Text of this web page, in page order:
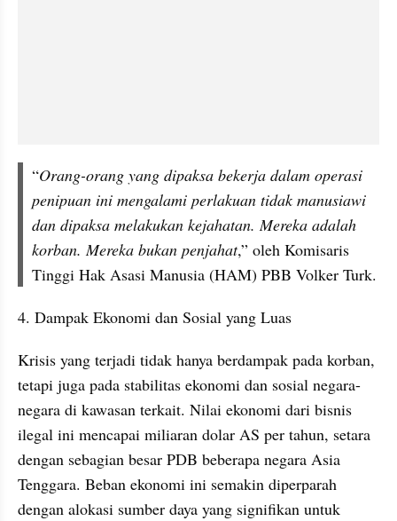
“Orang-orang yang dipaksa bekerja dalam operasi
penipuan ini mengalami perlakuan tidak manusiawi
dan dipaksa melakukan kejahatan. Mereka adalah
korban. Mereka bukan penjahat,” oleh Komisaris
Tinggi Hak Asasi Manusia (HAM) PBB Volker Turk.
4. Dampak Ekonomi dan Sosial yang Luas
Krisis yang terjadi tidak hanya berdampak pada korban,
tetapi juga pada stabilitas ekonomi dan sosial negara-
negara di kawasan terkait. Nilai ekonomi dari bisnis
ilegal ini mencapai miliaran dolar AS per tahun, setara
dengan sebagian besar PDB beberapa negara Asia
Tenggara. Beban ekonomi ini semakin diperparah
dengan alokasi sumber daya yang signifikan untuk